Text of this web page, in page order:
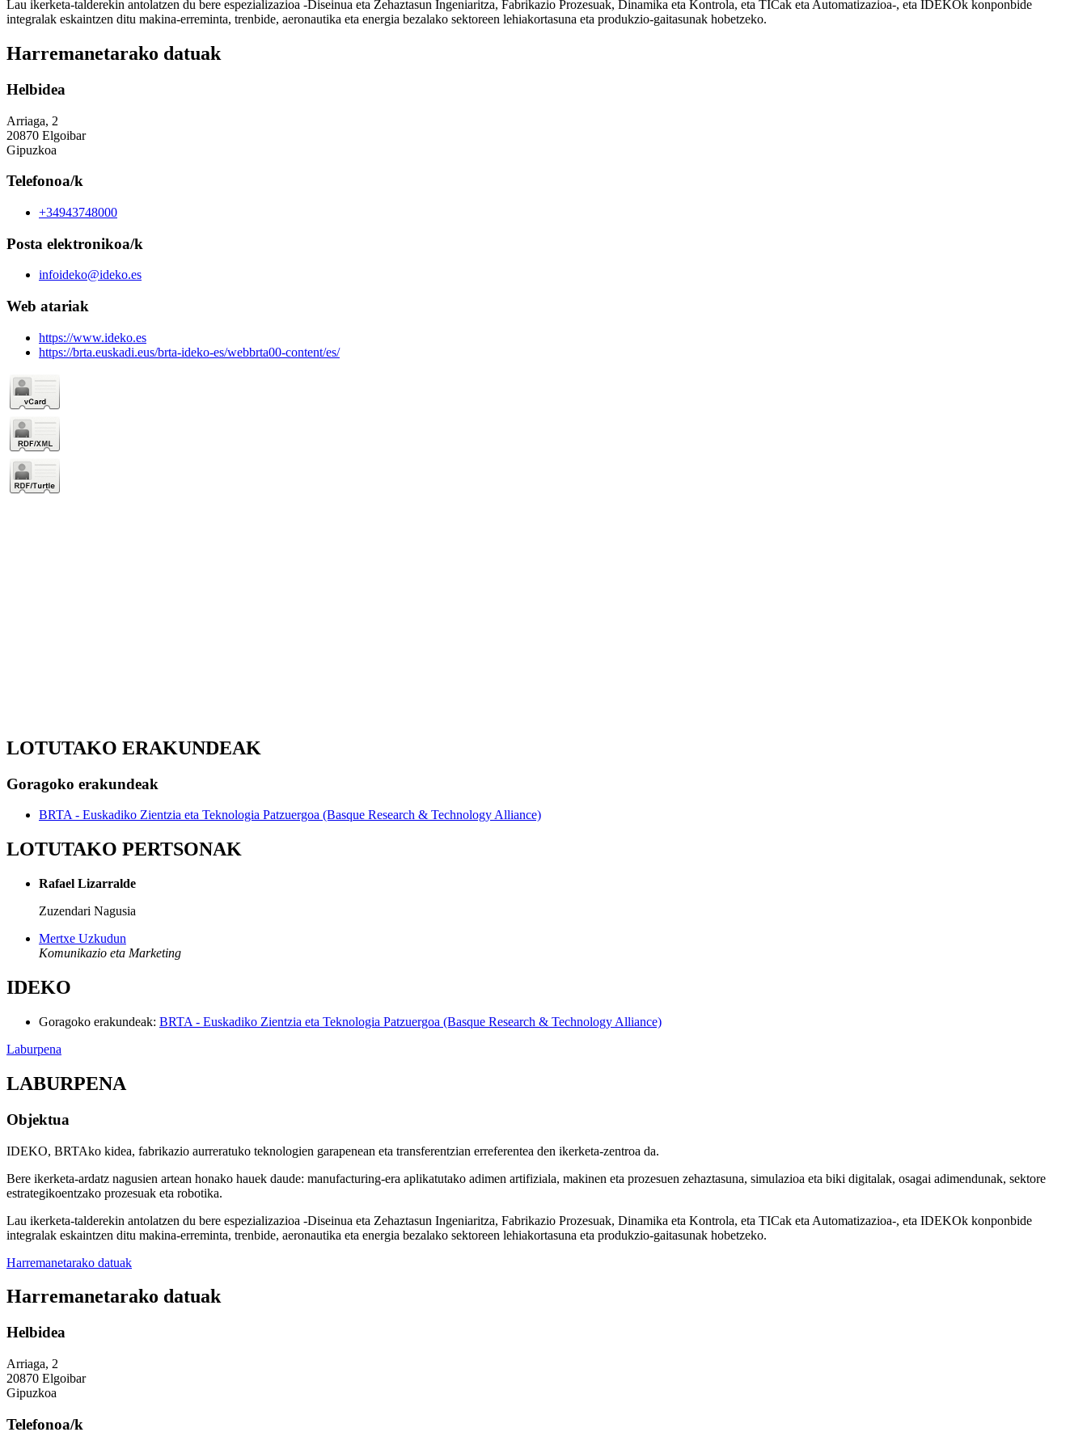
Lau ikerketa-talderekin antolatzen du bere espezializazioa -Diseinua eta Zehaztasun Ingeniaritza, Fabrikazio Prozesuak, Dinamika eta Kontrola, eta TICak eta Automatizazioa-, eta IDEKOk konponbide
integralak eskaintzen ditu makina-erreminta, trenbide, aeronautika eta energia bezalako sektoreen lehiakortasuna eta produkzio-gaitasunak hobetzeko.
Harremanetarako datuak
Helbidea
Arriaga, 2
20870 Elgoibar
Gipuzkoa
Telefonoa/k
+34943748000
Posta elektronikoa/k
infoideko@ideko.es
Web atariak
https://www.ideko.es
https://brta.euskadi.eus/brta-ideko-es/webbrta00-content/es/
LOTUTAKO ERAKUNDEAK
Goragoko erakundeak
BRTA - Euskadiko Zientzia eta Teknologia Patzuergoa (Basque Research & Technology Alliance)
LOTUTAKO PERTSONAK
Rafael Lizarralde
Zuzendari Nagusia
Mertxe Uzkudun
Komunikazio eta Marketing
IDEKO
Goragoko erakundeak: BRTA - Euskadiko Zientzia eta Teknologia Patzuergoa (Basque Research & Technology Alliance)
Laburpena
LABURPENA
Objektua
IDEKO, BRTAko kidea, fabrikazio aurreratuko teknologien garapenean eta transferentzian erreferentea den ikerketa-zentroa da.
Bere ikerketa-ardatz nagusien artean honako hauek daude: manufacturing-era aplikatutako adimen artifiziala, makinen eta prozesuen zehaztasuna, simulazioa eta biki digitalak, osagai adimendunak, sektore
estrategikoentzako prozesuak eta robotika.
Lau ikerketa-talderekin antolatzen du bere espezializazioa -Diseinua eta Zehaztasun Ingeniaritza, Fabrikazio Prozesuak, Dinamika eta Kontrola, eta TICak eta Automatizazioa-, eta IDEKOk konponbide
integralak eskaintzen ditu makina-erreminta, trenbide, aeronautika eta energia bezalako sektoreen lehiakortasuna eta produkzio-gaitasunak hobetzeko.
Harremanetarako datuak
Harremanetarako datuak
Helbidea
Arriaga, 2
20870 Elgoibar
Gipuzkoa
Telefonoa/k